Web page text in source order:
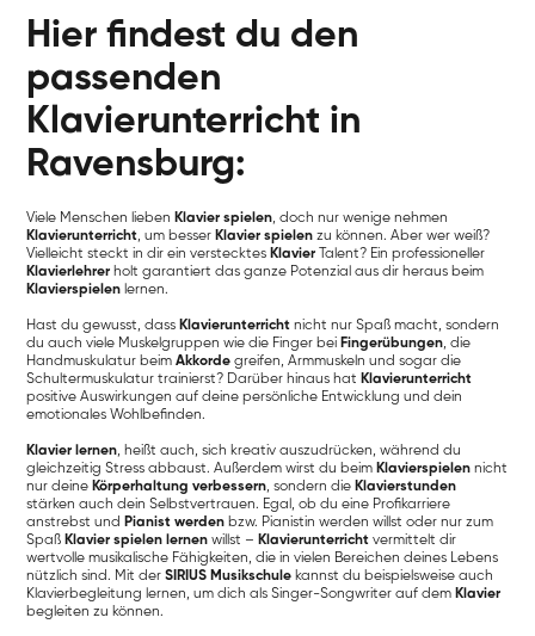
Hier findest du den
passenden
Klavierunterricht in
Ravensburg:
Viele Menschen lieben Klavier spielen, doch nur wenige nehmen
Klavierunterricht, um besser Klavier spielen zu können. Aber wer weiß?
Vielleicht steckt in dir ein verstecktes Klavier Talent? Ein professioneller
Klavierlehrer holt garantiert das ganze Potenzial aus dir heraus beim
Klavierspielen lernen.
Hast du gewusst, dass Klavierunterricht nicht nur Spaß macht, sondern
du auch viele Muskelgruppen wie die Finger bei Fingerübungen, die
Handmuskulatur beimAkkorde greifen, Armmuskeln und sogar die
Schultermuskulatur trainierst? Darüber hinaus hat Klavierunterricht
positive Auswirkungen auf deine persönliche Entwicklung und dein
emotionales Wohlbefinden.
Klavier lernen, heißt auch, sich kreativ auszudrücken, während du
gleichzeitig Stress abbaust. Außerdem wirst du beim Klavierspielen nicht
nur deine Körperhaltung verbessern, sondern die Klavierstunden
stärken auch dein Selbstvertrauen. Egal, ob du eine Profikarriere
anstrebst und Pianist werden bzw. Pianistin werden willst oder nur zum
Spaß Klavier spielen lernen willst – Klavierunterricht vermittelt dir
wertvolle musikalische Fähigkeiten, die in vielen Bereichen deines Lebens
nützlich sind. Mit derSIRIUS Musikschule kannst du beispielsweise auch
Klavierbegleitung lernen, um dich als Singer-Songwriter auf dem Klavier
begleiten zu können.